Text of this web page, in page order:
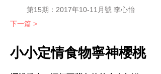
第15期：2017年10-11月號 李心怡
下一篇 >
小小定情食物寧神櫻桃